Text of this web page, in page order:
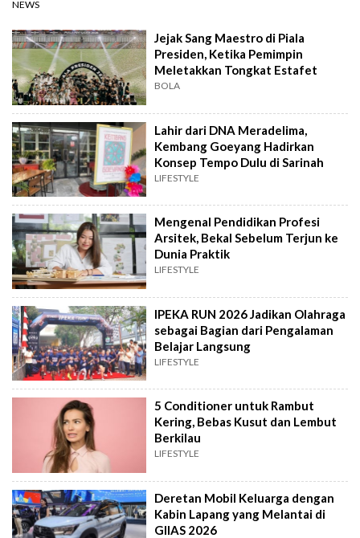
NEWS
Jejak Sang Maestro di Piala
Presiden, Ketika Pemimpin
Meletakkan Tongkat Estafet
BOLA
Lahir dari DNA Meradelima,
Kembang Goeyang Hadirkan
Konsep Tempo Dulu di Sarinah
LIFESTYLE
Mengenal Pendidikan Profesi
Arsitek, Bekal Sebelum Terjun ke
Dunia Praktik
LIFESTYLE
IPEKA RUN 2026 Jadikan Olahraga
sebagai Bagian dari Pengalaman
Belajar Langsung
LIFESTYLE
5 Conditioner untuk Rambut
Kering, Bebas Kusut dan Lembut
Berkilau
LIFESTYLE
Deretan Mobil Keluarga dengan
Kabin Lapang yang Melantai di
GIIAS 2026